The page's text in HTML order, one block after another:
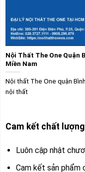
Nội Thất The One Quận
Miền Nam
Nội thất The One quận
nội thất
Cam kết chất lượng
Luôn cập nhật
Cam kết sản phẩm